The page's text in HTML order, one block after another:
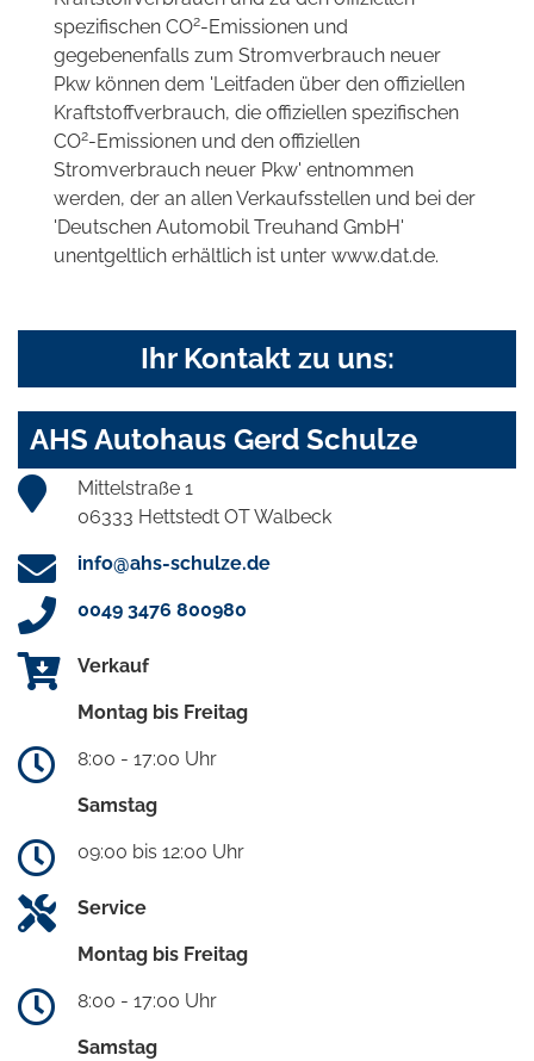
spezifischen CO2-Emissionen und
gegebenenfalls zum Stromverbrauch neuer
Pkw können dem 'Leitfaden über den offiziellen
Kraftstoffverbrauch, die offiziellen spezifischen
CO2-Emissionen und den offiziellen
Stromverbrauch neuer Pkw' entnommen
werden, der an allen Verkaufsstellen und bei der
'Deutschen Automobil Treuhand GmbH'
unentgeltlich erhältlich ist unter www.dat.de.
Ihr Kontakt zu uns:
AHS Autohaus Gerd Schulze
Mittelstraße 1
06333 Hettstedt OT Walbeck
info@ahs-schulze.de
0049 3476 800980
Verkauf
Montag bis Freitag
8:00 - 17:00 Uhr
Samstag
09:00 bis 12:00 Uhr
Service
Montag bis Freitag
8:00 - 17:00 Uhr
Samstag